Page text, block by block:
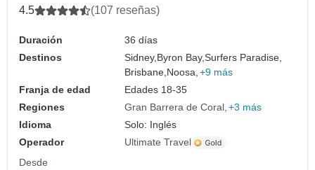
4.5 (107 reseñas)
Duración
36 días
Destinos
Sidney, Byron Bay,Surfers Paradise,
Brisbane, Noosa, +9 más
Franja de edad
Edades 18-35
Regiones
Gran Barrera de Coral +3 más
Idioma
Solo: Inglés
Operador
Ultimate Travel
Desde